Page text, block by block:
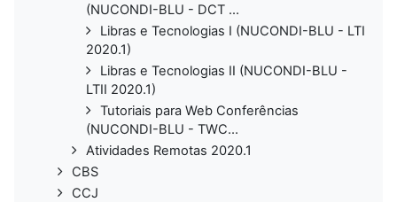
(NUCONDI-BLU - DCT ...
Libras e Tecnologias I (NUCONDI-BLU - LTI
2020.1)
Libras e Tecnologias II (NUCONDI-BLU -
LTII 2020.1)
Tutoriais para Web Conferências
(NUCONDI-BLU - TWC...
Atividades Remotas 2020.1
CBS
CCJ